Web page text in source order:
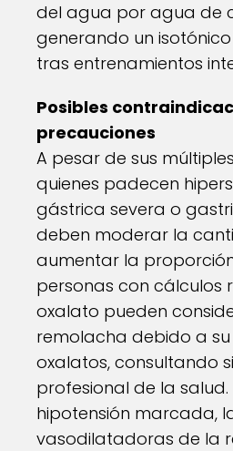
del agua por agua de
generando un
tras entrenamientos
Posibles
precauciones
A pesar de sus
quienes padecen
gástrica severa o
deben moderar la
aumentar la
personas con cálculos
oxalato pueden
remolacha debido a
oxalatos, consultando
profesional de la salud.
hipotensión marcada,
vasodilatadoras de la